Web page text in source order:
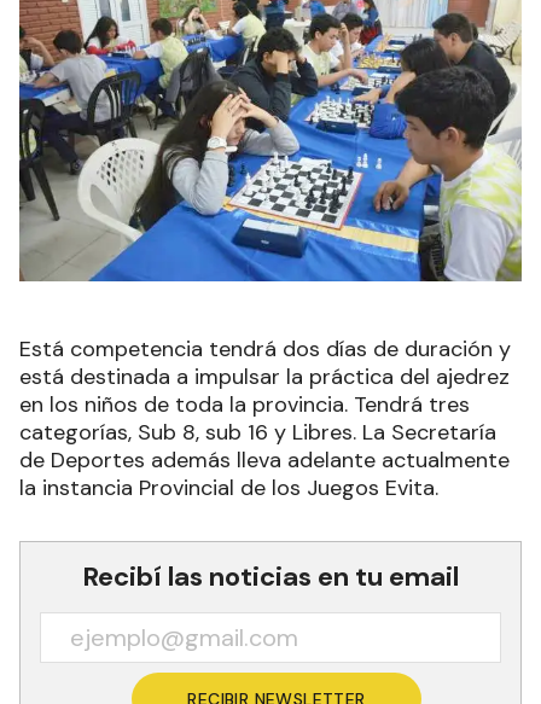
Está competencia tendrá dos días de duración y
está destinada a impulsar la práctica del ajedrez
en los niños de toda la provincia. Tendrá tres
categorías, Sub 8, sub 16 y Libres. La Secretaría
de Deportes además lleva adelante actualmente
la instancia Provincial de los Juegos Evita.
Recibí las noticias en tu email
RECIBIR NEWSLETTER